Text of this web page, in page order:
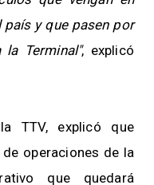
y que pasen por
la Terminal", explicó
TTV, explicó que
operaciones de la
que quedará